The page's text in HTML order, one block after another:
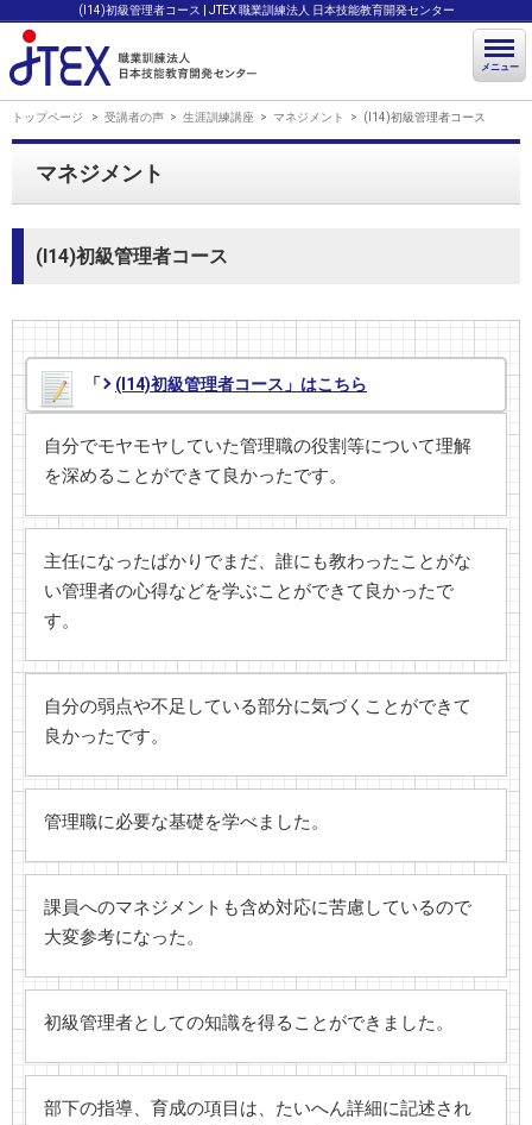
(I14)初級管理者コース | JTEX 職業訓練法人 日本技能教育開発センター
メニュー
トップページ 受講者の声 生涯訓練講座 マネジメント (I14)初級管理者コース
マネジメント
(I14)初級管理者コース
「 (I14)初級管理者コース」はこちら
自分でモヤモヤしていた管理職の役割等について理解
を深めることができて良かったです。
主任になったばかりでまだ、誰にも教わったことがな
い管理者の心得などを学ぶことができて良かったで
す。
自分の弱点や不足している部分に気づくことができて
良かったです。
管理職に必要な基礎を学べました。
課員へのマネジメントも含め対応に苦慮しているので
大変参考になった。
初級管理者としての知識を得ることができました。
部下の指導、育成の項目は、たいへん詳細に記述され